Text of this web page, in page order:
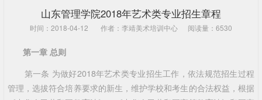
山东管理学院2018年艺术类专业招生章程
时间：2018-04-12 作者：李靖美术培训中心 阅读量：6530
第一章 总则
第一条 为做好2018年艺术类专业招生工作，依法规范招生过程
管理，选拔符合培养要求的新生，维护学校和考生的合法权益，根据